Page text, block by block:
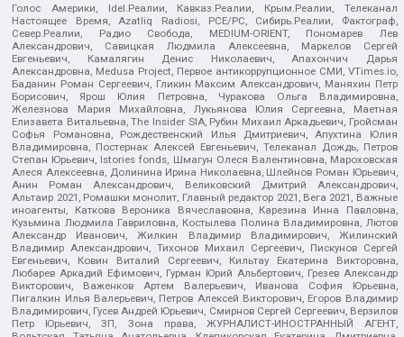
Голос Америки, Idel.Реалии, Кавказ.Реалии, Крым.Реалии, Телеканал
Настоящее Время, Azatliq Radiosi, PCE/PC, Сибирь.Реалии, Фактограф,
Север.Реалии, Радио Свобода, MEDIUM-ORIENT, Пономарев Лев
Александрович, Савицкая Людмила Алексеевна, Маркелов Сергей
Евгеньевич, Камалягин Денис Николаевич, Апахончич Дарья
Александровна, Medusa Project, Первое антикоррупционное СМИ, VTimes.io,
Баданин Роман Сергеевич, Гликин Максим Александрович, Маняхин Петр
Борисович, Ярош Юлия Петровна, Чуракова Ольга Владимировна,
Железнова Мария Михайловна, Лукьянова Юлия Сергеевна, Маетная
Елизавета Витальевна, The Insider SIA, Рубин Михаил Аркадьевич, Гройсман
Софья Романовна, Рождественский Илья Дмитриевич, Апухтина Юлия
Владимировна, Постернак Алексей Евгеньевич, Телеканал Дождь, Петров
Степан Юрьевич, Istories fonds, Шмагун Олеся Валентиновна, Мароховская
Алеся Алексеевна, Долинина Ирина Николаевна, Шлейнов Роман Юрьевич,
Анин Роман Александрович, Великовский Дмитрий Александрович,
Альтаир 2021, Ромашки монолит, Главный редактор 2021, Вега 2021, Важные
иноагенты, Каткова Вероника Вячеславовна, Карезина Инна Павловна,
Кузьмина Людмила Гавриловна, Костылева Полина Владимировна, Лютов
Александр Иванович, Жилкин Владимир Владимирович, Жилинский
Владимир Александрович, Тихонов Михаил Сергеевич, Пискунов Сергей
Евгеньевич, Ковин Виталий Сергеевич, Кильтау Екатерина Викторовна,
Любарев Аркадий Ефимович, Гурман Юрий Альбертович, Грезев Александр
Викторович, Важенков Артем Валерьевич, Иванова София Юрьевна,
Пигалкин Илья Валерьевич, Петров Алексей Викторович, Егоров Владимир
Владимирович, Гусев Андрей Юрьевич, Смирнов Сергей Сергеевич, Верзилов
Петр Юрьевич, ЗП, Зона права, ЖУРНАЛИСТ-ИНОСТРАННЫЙ АГЕНТ,